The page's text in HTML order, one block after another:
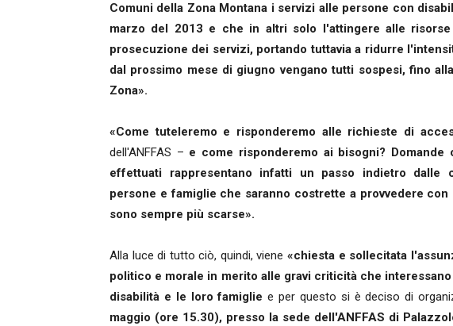
Comuni della Zona Montana i servizi alle persone con
marzo del 2013 e che in altri solo l'attingere alle
prosecuzione dei servizi, portando tuttavia a ridurre
dal prossimo mese di giugno vengano tutti sospesi, fino
Zona».
«Come tuteleremo e risponderemo alle richieste di
dell'ANFFAS – e come risponderemo ai bisogni?
effettuati rappresentano infatti un passo indietro dalle
persone e famiglie che saranno costrette a provvedere
sono sempre più scarse».
Alla luce di tutto ciò, quindi, viene «chiesta e sollecitata
politico e morale in merito alle gravi criticità che
disabilità e le loro famigliee per questo si è deciso di
maggio (ore 15.30), presso la sede dell'ANFFAS di